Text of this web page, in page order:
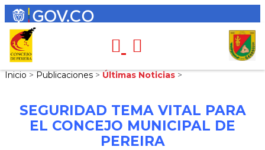
Inicio > Publicaciones > Últimas Noticias >
SEGURIDAD TEMA VITAL PARA
EL CONCEJO MUNICIPAL DE
PEREIRA